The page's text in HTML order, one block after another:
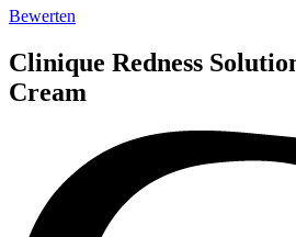
Bewerten
Clinique Redness
Cream